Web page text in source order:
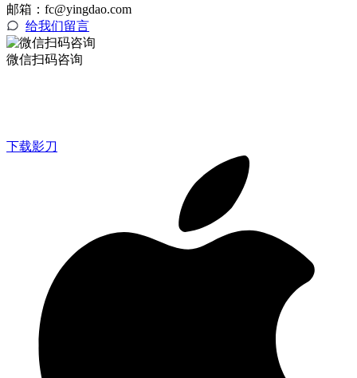
邮箱：fc@yingdao.com
给我们留言
微信扫码咨询
下载影刀